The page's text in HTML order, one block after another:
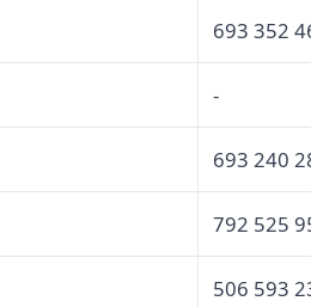
693 352
-
693 240
792 525
506 593